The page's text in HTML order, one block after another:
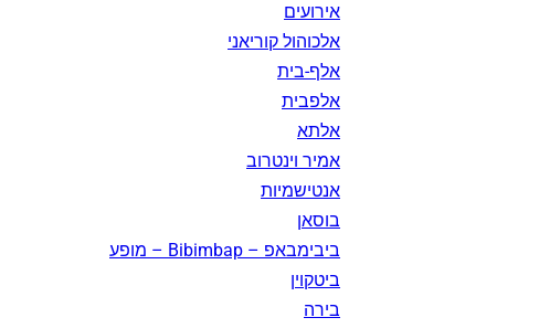
אירועים
אלכוהול קוריאני
אלף-בית
אלפבית
אלתא
אמיר וינטרוב
אנטישמיות
בוסאן
ביבימבאפ – Bibimbap – מופע
ביטקוין
בירה